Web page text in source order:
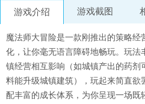
游戏介绍 游戏截图
魔法师大冒险是一款刚推出的策略经
化，让你毫无语言障碍地畅玩。玩
镇经营相互影响（如城镇产出的药
料能升级城镇建筑），玩起来简直欲
配丰富的成长体系，为你呈现一场